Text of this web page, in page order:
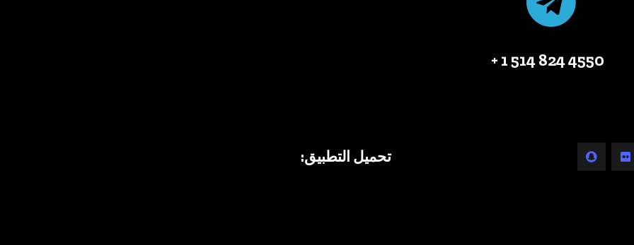
4550 824 514 1 +
تحميل التطبيق: